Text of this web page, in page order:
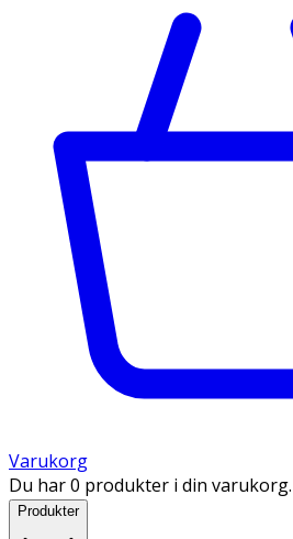
Varukorg
Du har 0 produkter i din varukorg.
Produkter